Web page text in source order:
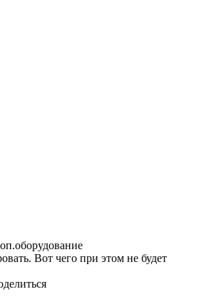
Вот чего при этом не будет